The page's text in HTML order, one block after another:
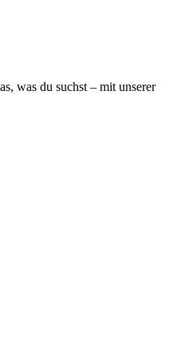
was du suchst – mit unserer